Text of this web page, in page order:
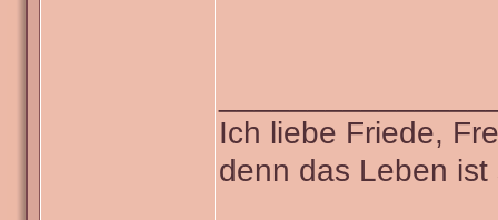
Ich liebe Friede,
denn das Leben